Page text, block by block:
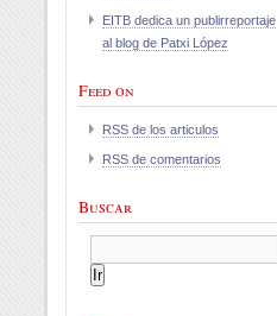
EITB dedica un publirreportaje
al blog de Patxi López
Feed on
RSS de los articulos
RSS de comentarios
Buscar